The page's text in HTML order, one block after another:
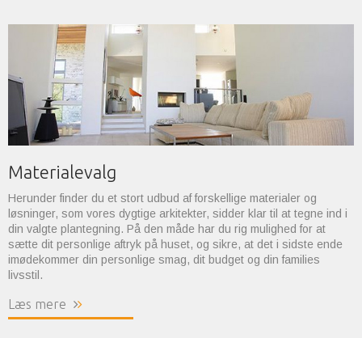
Materialevalg
Herunder finder du et stort udbud af forskellige materialer og
løsninger, som vores dygtige arkitekter, sidder klar til at tegne ind i
din valgte plantegning. På den måde har du rig mulighed for at
sætte dit personlige aftryk på huset, og sikre, at det i sidste ende
imødekommer din personlige smag, dit budget og din families
livsstil.
Læs mere